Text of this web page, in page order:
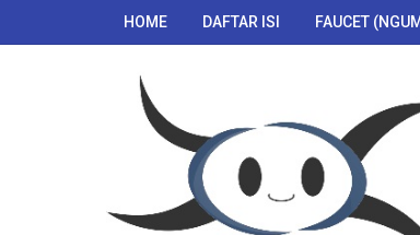
HOME DAFTAR ISI FAUCET